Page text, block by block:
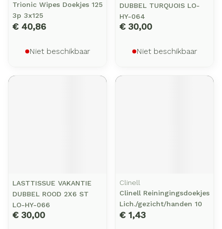
Trionic Wipes Doekjes 125
3p 3x125
€ 40,86
Niet beschikbaar
DUBBEL TURQUOIS LO-
HY-064
€ 30,00
Niet beschikbaar
LASTTISSUE VAKANTIE
DUBBEL ROOD 2X6 ST
LO-HY-066
€ 30,00
Clinell
Clinell Reiningingsdoekjes
Lich./gezicht/handen 10
€ 1,43